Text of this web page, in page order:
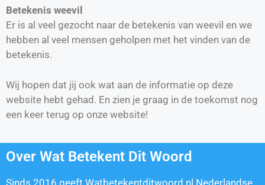
Betekenis weevil
Er is al veel gezocht naar de betekenis van weevil en we
hebben al veel mensen geholpen met het vinden van de
betekenis.
Wij hopen dat jij ook wat aan de informatie op deze
website hebt gehad. En zien je graag in de toekomst nog
een keer terug op onze website!
Over Wat Betekent Dit Woord